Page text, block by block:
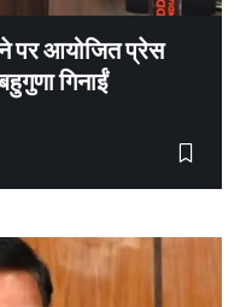
पर आयोजित प्रेस
गिनाईं